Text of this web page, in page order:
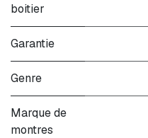
boitier
Garantie
Genre
Marque de
montres